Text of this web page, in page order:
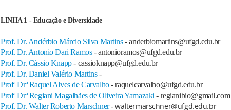
LINHA 1 - Educação e Diversidade
Prof. Dr. Andérbio Márcio Silva Martins- anderbiomartins@ufgd.edu.br
Prof. Dr. Antonio Dari Ramos- antonioramos@ufgd.edu.br
Prof. Dr. Cássio Knapp- cassioknapp@ufgd.edu.br
Prof. Dr. Daniel Valério Martins-
Profª Drª Raquel Alves de Carvalho- raquelcarvalho@ufgd.edu.br
Profª Drª Regiani Magalhães de Oliveira Yamazaki - regianibio@gmail.com
Prof. Dr. Walter Roberto Marschner-waltermarschner@ufgd.edu.br